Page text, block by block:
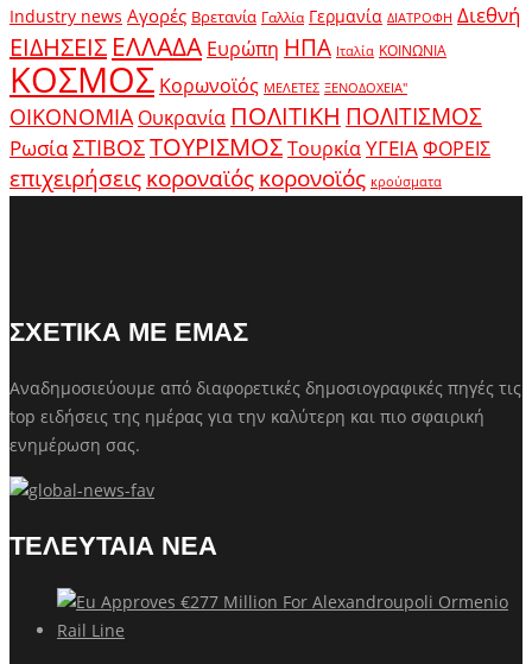
Industry news Αγορές Βρετανία Γαλλία Γερμανία ΔΙΑΤΡΟΦΗ Διεθνή
ΕΙΔΗΣΕΙΣ ΕΛΛΑΔΑ Ευρώπη ΗΠΑ Ιταλία ΚΟΙΝΩΝΙΑ
ΚΟΣΜΟΣ Κορωνοϊός ΜΕΛΕΤΕΣ ΞΕΝΟΔΟΧΕΙΑ"
ΟΙΚΟΝΟΜΙΑ Ουκρανία ΠΟΛΙΤΙΚΗ ΠΟΛΙΤΙΣΜΟΣ
ΡωσίαΣΤΙΒΟΣΤΟΥΡΙΣΜΟΣΤουρκίαΥΓΕΙΑΦΟΡΕΙΣ
επιχειρήσειςκοροναϊόςκορονοϊός κρούσματα
ΣΧΕΤΙΚΑ ΜΕ ΕΜΑΣ
Αναδημοσιεύουμε από διαφορετικές δημοσιογραφικές πηγές τις
top ειδήσεις της ημέρας για την καλύτερη και πιο σφαιρική
ενημέρωση σας.
ΤΕΛΕΥΤΑΙΑ ΝΕΑ